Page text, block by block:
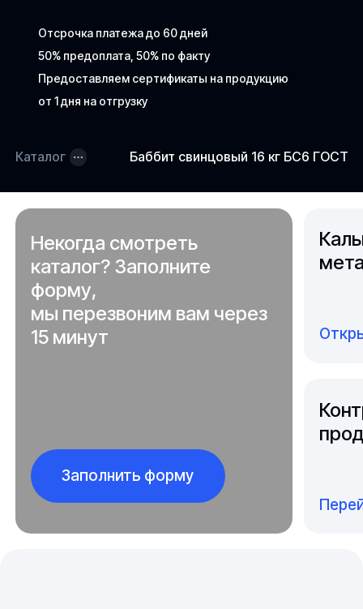
Отсрочка платежа до 60 дней
50% предоплата, 50% по факту
Предоставляем сертификаты на продукцию
от 1 дня на отгрузку
Каталог Баббит свинцовый 16 кг БС6 ГОСТ
Некогда смотреть
каталог? Заполните
форму,
мы перезвоним вам через
15 минут
Заполнить форму